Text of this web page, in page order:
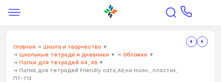
Главная → Школа и творчество ▼
→ Школьные тетради и дневники ▼ → Обложки ▼
→ Папки для тетрадей А4, А5 ▼
→ Папка для тетрадей Friendly cats,А5,на молн., пластик,
ПТ-713